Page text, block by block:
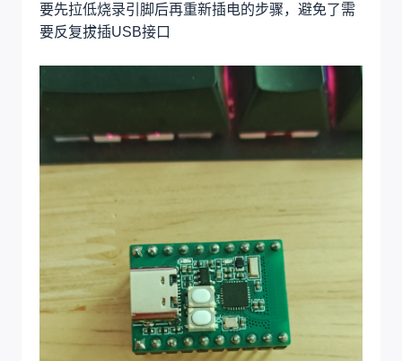
要先拉低烧录引脚后再重新插电的步骤，避免了需
要反复拔插USB接口